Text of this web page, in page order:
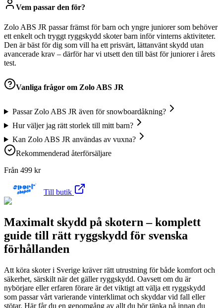
Vem passar den för?
Zolo ABS JR passar främst för barn och yngre juniorer som behöver
ett enkelt och tryggt ryggskydd skoter barn inför vinterns aktiviteter.
Den är bäst för dig som vill ha ett prisvärt, lättanvänt skydd utan
avancerade krav – därför har vi utsett den till bäst för juniorer i årets
test.
Vanliga frågor om Zolo ABS JR
Passar Zolo ABS JR även för snowboardåkning?
Hur väljer jag rätt storlek till mitt barn?
Kan Zolo ABS JR användas av vuxna?
Rekommenderad återförsäljare
Från 499 kr
Till butik
Maximalt skydd på skotern – komplett
guide till rätt ryggskydd för svenska
förhållanden
Att köra skoter i Sverige kräver rätt utrustning för både komfort och
säkerhet, särskilt när det gäller ryggskydd. Oavsett om du är
nybörjare eller erfaren förare är det viktigt att välja ett ryggskydd
som passar vårt varierande vinterklimat och skyddar vid fall eller
stötar. Här får du en genomgång av allt du bör tänka på innan du